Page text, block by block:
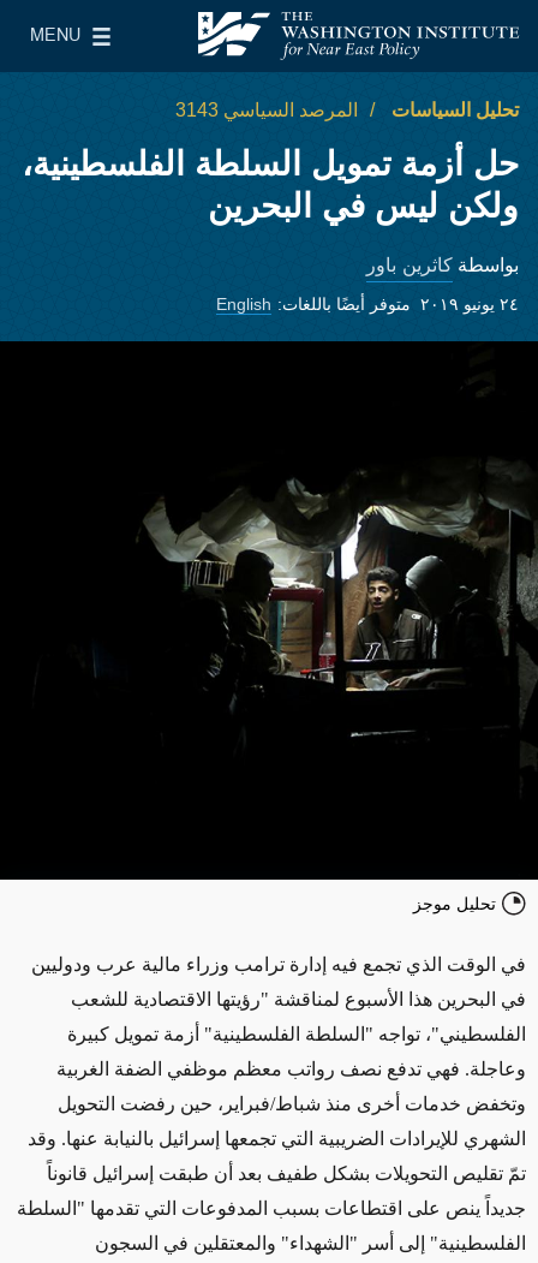
معهد واشنطن لسياسات الشرق الأدنى
MENU
Main Menu
تحليل السياسات المرصد السياسي 3143
حل أزمة تمويل السلطة الفلسطينية،
ولكن ليس في البحرين
بواسطة كاثرين باور
٢٤ يونيو ٢٠١٩ متوفر أيضًا باللغات: English
تحليل موجز
في الوقت الذي تجمع فيه إدارة ترامب وزراء مالية عرب ودوليين
في البحرين هذا الأسبوع لمناقشة "رؤيتها الاقتصادية للشعب
الفلسطيني"، تواجه "السلطة الفلسطينية" أزمة تمويل كبيرة
وعاجلة. فهي تدفع نصف رواتب معظم موظفي الضفة الغربية
وتخفض خدمات أخرى منذ شباط/فبراير، حين رفضت التحويل
الشهري للإيرادات الضريبية التي تجمعها إسرائيل بالنيابة عنها. وقد
تمّ تقليص التحويلات بشكل طفيف بعد أن طبقت إسرائيل قانوناً
جديداً ينص على اقتطاعات بسبب المدفوعات التي تقدمها "السلطة
الفلسطينية" إلى أسر "الشهداء" والمعتقلين في السجون